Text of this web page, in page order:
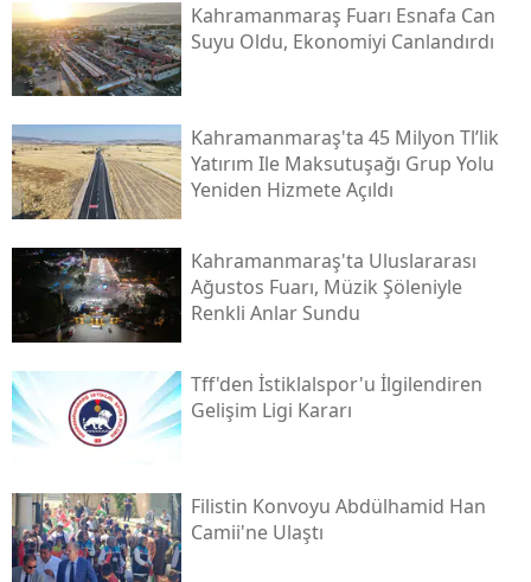
Kahramanmaraş Fuarı Esnafa Can
Suyu Oldu, Ekonomiyi Canlandırdı
Kahramanmaraş'ta 45 Milyon Tl’lik
Yatırım Ile Maksutuşağı Grup Yolu
Yeniden Hizmete Açıldı
Kahramanmaraş'ta Uluslararası
Ağustos Fuarı, Müzik Şöleniyle
Renkli Anlar Sundu
Tff'den İstiklalspor'u İlgilendiren
Gelişim Ligi Kararı
Filistin Konvoyu Abdülhamid Han
Camii'ne Ulaştı